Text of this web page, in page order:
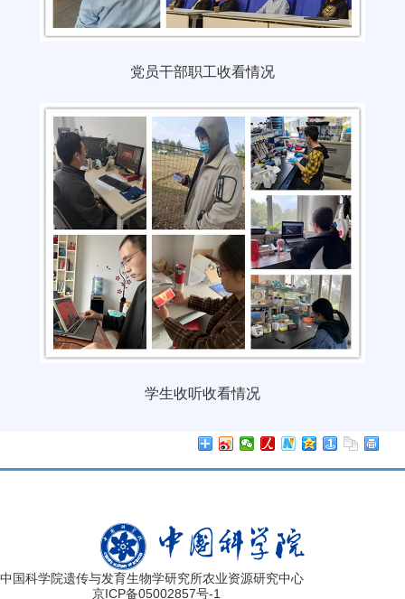
党员干部职工收看情况
学生收听收看情况
中国科学院遗传与发育生物学研究所农业资源研究中心
京ICP备05002857号-1